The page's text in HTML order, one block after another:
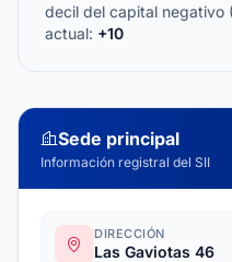
decil del capital negativo
actual: +10
Sede principal
Información registral del SII
DIRECCIÓN
Las Gaviotas 46